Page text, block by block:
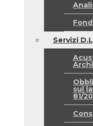
Servizi
sul
81/